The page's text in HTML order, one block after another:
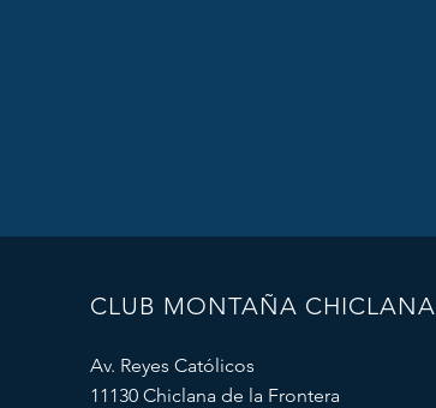
CLUB MONTAÑA CHICLANA
Av. Reyes Católicos
11130 Chiclana de la Frontera